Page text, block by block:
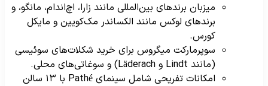
میزبان برندهای بین‌المللی مانند زارا، اچ‌اندام، مانگو، و
برندهای لوکس مانند الکساندر مک‌کویین و مایکل
کورس.
سوپرمارکت میگروس برای خرید شکلات‌های سوئیسی
(مانند Lindt و Läderach) و سوغاتی‌های محلی.
امکانات تفریحی شامل سینمای Pathé با ۱۳ سالن